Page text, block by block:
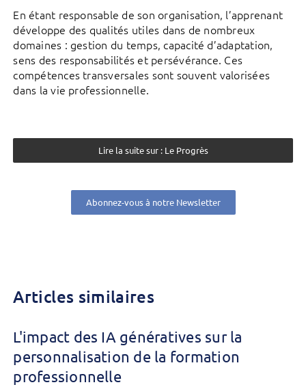
En étant responsable de son organisation, l’apprenant
développe des qualités utiles dans de nombreux
domaines : gestion du temps, capacité d’adaptation,
sens des responsabilités et persévérance. Ces
compétences transversales sont souvent valorisées
dans la vie professionnelle.
Lire la suite sur : Le Progrès
Abonnez-vous à notre Newsletter
Articles similaires
L'impact des IA génératives sur la
personnalisation de la formation
professionnelle